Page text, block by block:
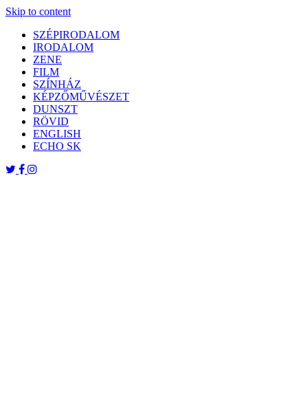
Skip to content
SZÉPIRODALOM
IRODALOM
ZENE
FILM
SZÍNHÁZ
KÉPZŐMŰVÉSZET
DUNSZT
RÖVID
ENGLISH
ECHO SK